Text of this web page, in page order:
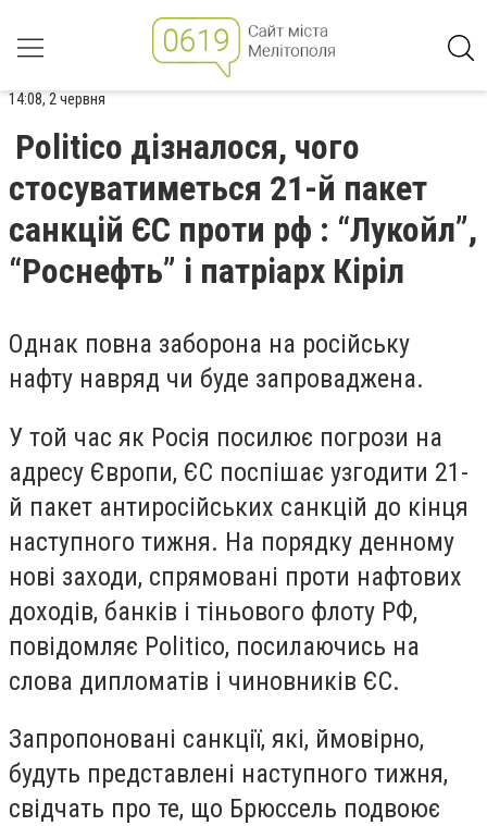
14:08, 2 червня
Politico дізналося, чого
стосуватиметься 21-й пакет
санкцій ЄС проти рф : “Лукойл”,
“Роснефть” і патріарх Кіріл
Однак повна заборона на російську
нафту навряд чи буде запроваджена.
У той час як Росія посилює погрози на
адресу Європи, ЄС поспішає узгодити 21-
й пакет антиросійських санкцій до кінця
наступного тижня. На порядку денному
нові заходи, спрямовані проти нафтових
доходів, банків і тіньового флоту РФ,
повідомляє Politico, посилаючись на
слова дипломатів і чиновників ЄС.
Запропоновані санкції, які, ймовірно,
будуть представлені наступного тижня,
свідчать про те, що Брюссель подвоює